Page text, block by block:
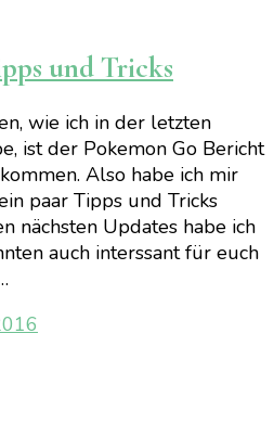
und Tricks
wie ich in der letzten
ist der Pokemon Go Bericht
Also habe ich mir
paar Tipps und Tricks
nächsten Updates habe ich
auch interssant für euch